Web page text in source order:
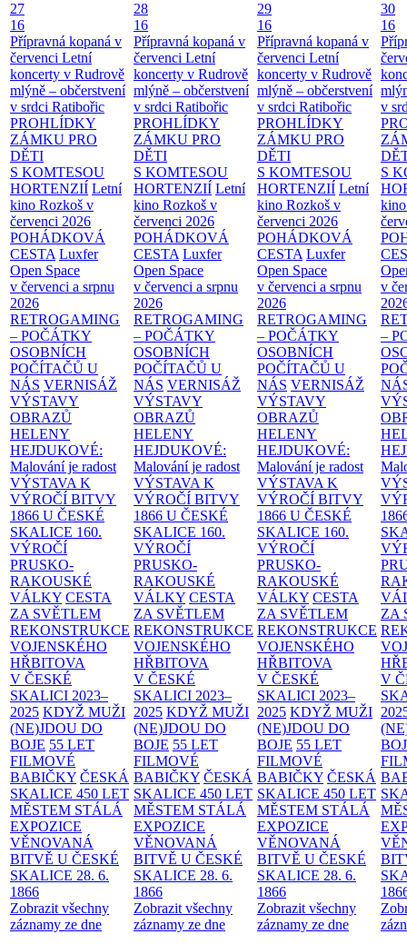
27
16
Přípravná kopaná v
červenci Letní
koncerty v Rudrově
mlýně – občerstvení
v srdci Ratibořic
PROHLÍDKY
ZÁMKU PRO
DĚTI
S KOMTESOU
HORTENZIÍ Letní
kino Rozkoš v
červenci 2026
POHÁDKOVÁ
CESTA Luxfer
Open Space
v červenci a srpnu
2026
RETROGAMING
– POČÁTKY
OSOBNÍCH
POČÍTAČŮ U
NÁS VERNISÁŽ
VÝSTAVY
OBRAZŮ
HELENY
HEJDUKOVÉ:
Malování je radost
VÝSTAVA K
VÝROČÍ BITVY
1866 U ČESKÉ
SKALICE 160.
VÝROČÍ
PRUSKO-
RAKOUSKÉ
VÁLKY CESTA
ZA SVĚTLEM
REKONSTRUKCE
VOJENSKÉHO
HŘBITOVA
V ČESKÉ
SKALICI 2023–
2025 KDYŽ MUŽI
(NE)JDOU DO
BOJE 55 LET
FILMOVÉ
BABIČKY ČESKÁ
SKALICE 450 LET
MĚSTEM STÁLÁ
EXPOZICE
VĚNOVANÁ
BITVĚ U ČESKÉ
SKALICE 28. 6.
1866
Zobrazit všechny
záznamy ze dne
28
16
Přípravná kopaná v
červenci Letní
koncerty v Rudrově
mlýně – občerstvení
v srdci Ratibořic
PROHLÍDKY
ZÁMKU PRO
DĚTI
S KOMTESOU
HORTENZIÍ Letní
kino Rozkoš v
červenci 2026
POHÁDKOVÁ
CESTA Luxfer
Open Space
v červenci a srpnu
2026
RETROGAMING
– POČÁTKY
OSOBNÍCH
POČÍTAČŮ U
NÁS VERNISÁŽ
VÝSTAVY
OBRAZŮ
HELENY
HEJDUKOVÉ:
Malování je radost
VÝSTAVA K
VÝROČÍ BITVY
1866 U ČESKÉ
SKALICE 160.
VÝROČÍ
PRUSKO-
RAKOUSKÉ
VÁLKY CESTA
ZA SVĚTLEM
REKONSTRUKCE
VOJENSKÉHO
HŘBITOVA
V ČESKÉ
SKALICI 2023–
2025 KDYŽ MUŽI
(NE)JDOU DO
BOJE 55 LET
FILMOVÉ
BABIČKY ČESKÁ
SKALICE 450 LET
MĚSTEM STÁLÁ
EXPOZICE
VĚNOVANÁ
BITVĚ U ČESKÉ
SKALICE 28. 6.
1866
Zobrazit všechny
záznamy ze dne
29
16
Přípravná kopaná v
červenci Letní
koncerty v Rudrově
mlýně – občerstvení
v srdci Ratibořic
PROHLÍDKY
ZÁMKU PRO
DĚTI
S KOMTESOU
HORTENZIÍ Letní
kino Rozkoš v
červenci 2026
POHÁDKOVÁ
CESTA Luxfer
Open Space
v červenci a srpnu
2026
RETROGAMING
– POČÁTKY
OSOBNÍCH
POČÍTAČŮ U
NÁS VERNISÁŽ
VÝSTAVY
OBRAZŮ
HELENY
HEJDUKOVÉ:
Malování je radost
VÝSTAVA K
VÝROČÍ BITVY
1866 U ČESKÉ
SKALICE 160.
VÝROČÍ
PRUSKO-
RAKOUSKÉ
VÁLKY CESTA
ZA SVĚTLEM
REKONSTRUKCE
VOJENSKÉHO
HŘBITOVA
V ČESKÉ
SKALICI 2023–
2025 KDYŽ MUŽI
(NE)JDOU DO
BOJE 55 LET
FILMOVÉ
BABIČKY ČESKÁ
SKALICE 450 LET
MĚSTEM STÁLÁ
EXPOZICE
VĚNOVANÁ
BITVĚ U ČESKÉ
SKALICE 28. 6.
1866
Zobrazit všechny
záznamy ze dne
30
16
v
S
v
–
ZA
V